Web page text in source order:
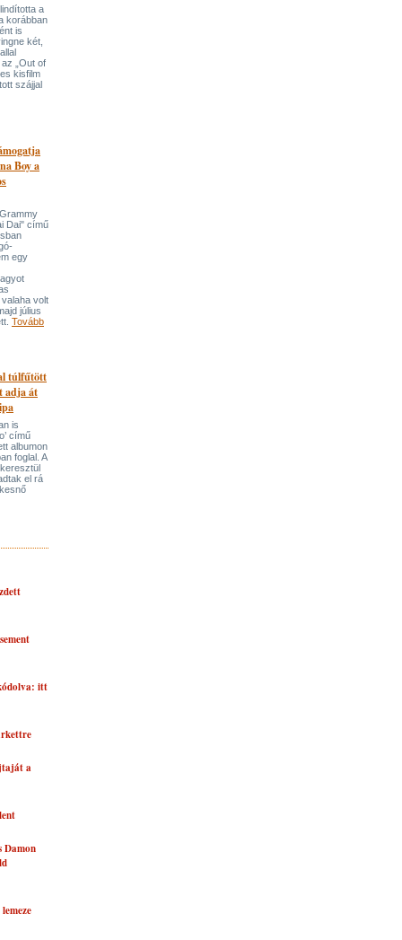
a
korábban
is
két,
„Out of
kisfilm
szájjal
Boy a
Dai" című
egy
volt
július
Tovább
túlfűtött
adja át
is
című
albumon
foglal. A
el rá
itt
a
Damon